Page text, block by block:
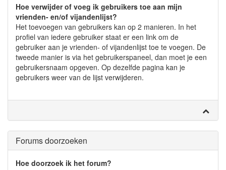
Hoe verwijder of voeg ik gebruikers toe aan mijn
vrienden- en/of vijandenlijst?
Het toevoegen van gebruikers kan op 2 manieren. In het
profiel van iedere gebruiker staat er een link om de
gebruiker aan je vrienden- of vijandenlijst toe te voegen. De
tweede manier is via het gebruikerspaneel, dan moet je een
gebruikersnaam opgeven. Op dezelfde pagina kan je
gebruikers weer van de lijst verwijderen.
Forums doorzoeken
Hoe doorzoek ik het forum?